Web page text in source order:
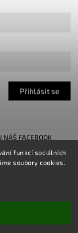
funkcí sociálních
soubory cookies.
Přihlásit se
NÁŠ FACEBOOK